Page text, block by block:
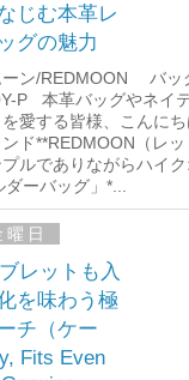
じむ本革レ
グの魅力
ーン/REDMOON バッ
P 本革バッグやネイ
愛する皆様、こんに
ド**REDMOON（レッ
プルでありながらハイ
ーバッグ」*...
日
レットも入
を味わう極
チ（ケー
Fits Even